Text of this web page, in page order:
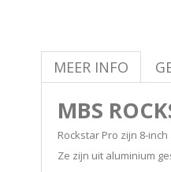
MEER INFO
MBS
Rockstar Pro zijn 8-
Ze zijn uit aluminium